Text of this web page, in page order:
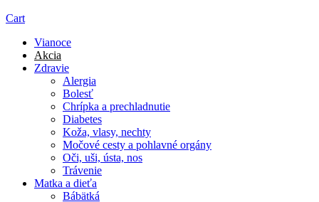
Cart
Vianoce
Akcia
Zdravie
Alergia
Bolesť
Chrípka a prechladnutie
Diabetes
Koža, vlasy, nechty
Močové cesty a pohlavné orgány
Oči, uši, ústa, nos
Trávenie
Matka a dieťa
Bábätká